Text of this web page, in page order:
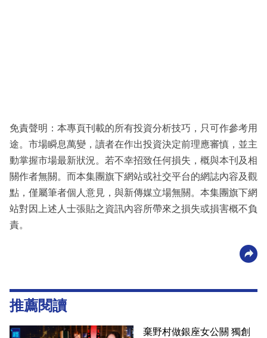
免責聲明：本專頁刊載的所有投資分析技巧，只可作參考用
途。市場瞬息萬變，讀者在作出投資決定前理應審慎，並主
動掌握市場最新狀況。若不幸招致任何損失，概與本刊及相
關作者無關。而本集團旗下網站或社交平台的網誌內容及觀
點，僅屬筆者個人意見，與新傳媒立場無關。本集團旗下網
站對因上述人士張貼之資訊內容所帶來之損失或損害概不負
責。
推薦閱讀
棄野村做銀座女公關 獨創